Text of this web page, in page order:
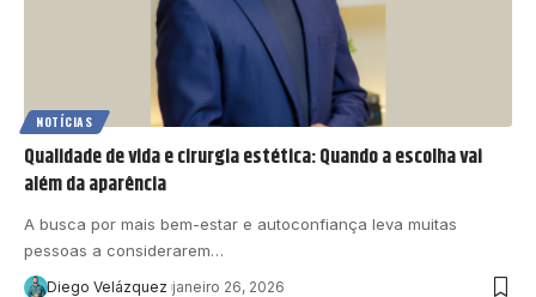
NOTÍCIAS
Qualidade de vida e cirurgia estética: Quando a escolha vai
além da aparência
A busca por mais bem-estar e autoconfiança leva muitas
pessoas a considerarem…
Diego Velázquez janeiro 26, 2026